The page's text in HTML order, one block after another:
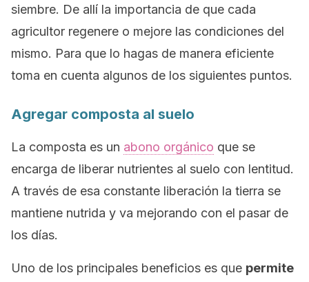
siembre. De allí la importancia de que cada
agricultor regenere o mejore las condiciones del
mismo. Para que lo hagas de manera eficiente
toma en cuenta algunos de los siguientes puntos.
Agregar composta al suelo
La composta es un abono orgánico que se
encarga de liberar nutrientes al suelo con lentitud.
A través de esa constante liberación la tierra se
mantiene nutrida y va mejorando con el pasar de
los días.
Uno de los principales beneficios es que permite